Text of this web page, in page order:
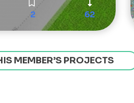
2 62
MEMBER’S PROJECTS